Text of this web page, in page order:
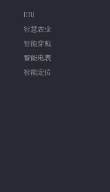
DTU
智慧农业
智能穿戴
智能电表
智能定位